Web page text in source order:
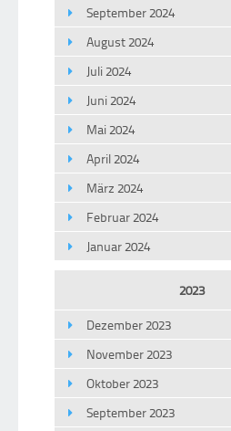
September 2024
August 2024
Juli 2024
Juni 2024
Mai 2024
April 2024
März 2024
Februar 2024
Januar 2024
2023
Dezember 2023
November 2023
Oktober 2023
September 2023